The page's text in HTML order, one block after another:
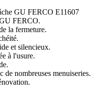
GU FERCO E11607
FERCO.
la fermeture.
et silencieux.
à l'usure.
de nombreuses menuiseries.